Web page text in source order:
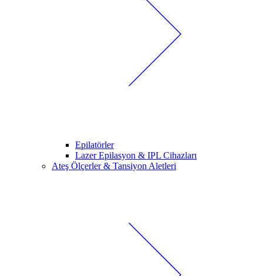
Epilatörler
Lazer Epilasyon & IPL Cihazları
Ateş Ölçerler & Tansiyon Aletleri